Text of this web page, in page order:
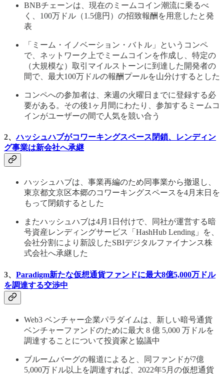
BNBチェーンは、現在のミームコイン潮流に乗るべ
く、100万ドル（1.5億円）の招致報酬を用意したと発
表
「ミーム・イノベーション・バトル」というコンペ
で、ネットワーク上でミームコインを作成し、特定の
（大規模な）取引マイルストーンに到達した開発者の
間で、最大100万ドルの報酬プールを山分けするとした
コンペへの参加者は、来週の火曜日までに登録する必
要がある。その後1ヶ月間にわたり、参加するミームコ
インがユーザーの間で人気を競い合う
2、ハッシュハブがコワーキングスペース閉鎖、レンディン
グ事業は新会社へ承継
ハッシュハブは、事業再編のため同事業から撤退し、
東京都文京区本郷のコワーキングスペースを4月末日を
もって閉鎖するとした
またハッシュハブは4月1日付けで、同社が運営する暗
号資産レンディングサービス「HashHub Lending」を、
会社分割により新設したSBIデジタルファイナンス株
式会社へ承継した
3、 Paradigm新たな仮想通貨ファンドに最大8億5,000万ドル
を調達する交渉中
Web3 ベンチャー企業パラダイムは、新しい暗号通貨
ベンチャーファンドのために最大 8 億 5,000 万ドルを
調達することについて投資家と協議中
ブルームバーグの報道によると、同ファンドが7億
5,000万ドル以上を調達すれば、2022年5月の仮想通貨